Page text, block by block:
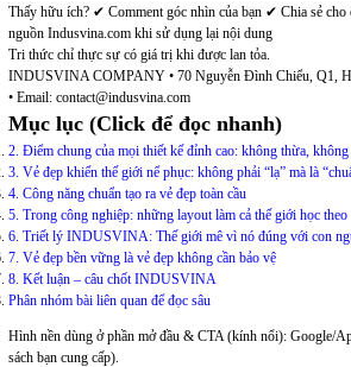
Thấy hữu ích? ✔ Comment góc nhìn của bạn ✔ Chia sẻ
nguồn Indusvina.com khi sử dụng lại nội dung
Tri thức chỉ thực sự có giá trị khi được lan tỏa.
INDUSVINA COMPANY • 70 Nguyễn Đình Chiểu, Q1,
• Email: contact@indusvina.com
Mục lục (Click để đọc nhanh)
2. Điểm chung của mọi thiết kế đỉnh cao: không thừa, không
3. Vẻ đẹp khiến thế giới nể phục: không phải “lạ” mà là
4. Công năng chuẩn tạo ra vẻ đẹp toàn cầu
5. Trong công nghiệp: những layout làm cả thế giới học theo
6. Triết lý INDUSVINA: Thế giới mê vì nó đúng với con
7. Vẻ đẹp bền vững là vẻ đẹp không cần bảo vệ
8. Kết luận – câu chốt INDUSVINA
Phân nhóm bài liên quan để đọc sâu
Hình nền dùng ở phần mở đầu & CTA (kính nổi): Google/
sách bạn cung cấp).